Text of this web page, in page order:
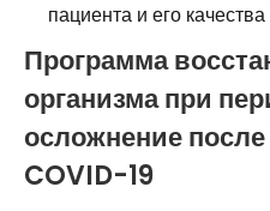
пациента и его
Программа
организма при
осложнение
COVID-19